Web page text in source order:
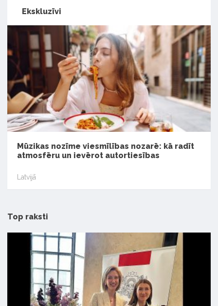
Ekskluzīvi
Mūzikas nozīme viesmīlības nozarē: kā radīt
atmosfēru un ievērot autortiesības
Latvijā
Top raksti